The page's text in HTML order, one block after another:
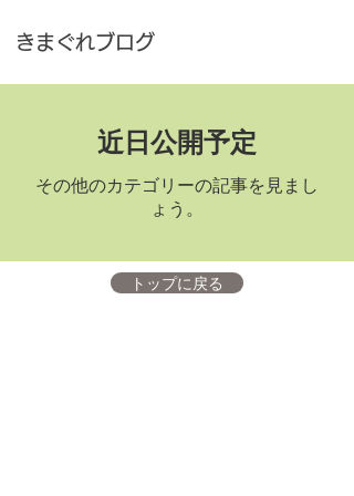
きまぐれブログ
近日公開予定
その他のカテゴリーの記事を見まし
ょう。
トップに戻る